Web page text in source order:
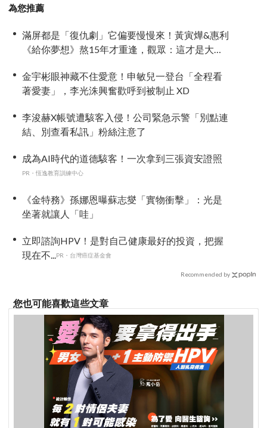
為您推薦
滿屏都是「復仇劇」它偏要慢慢來！黃寅燁&惠利
《給你夢想》熬15年才重逢，觀眾：這才是大人
金宇彬眼神藏不住愛意！申敏兒一登台「全程看
著愛妻」，李光洙興奮歡呼到被制止 XD
李浚赫X帳號遭駭客入侵！公司緊急示警「別點連
結、別查看私訊」粉絲注意了
成為AI時代的道德駭客！一次拿到三張資安證照
PR・恆逸教育訓練中心
《金特務》孫娜恩曝蘇志燮「實物衝擊」：光是
坐著就讓人「哇」
立即諮詢HPV！是對自己健康最好的投資，把握
現在不...PR・台灣癌症基金會
Recommended by
您也可能喜歡這些文章